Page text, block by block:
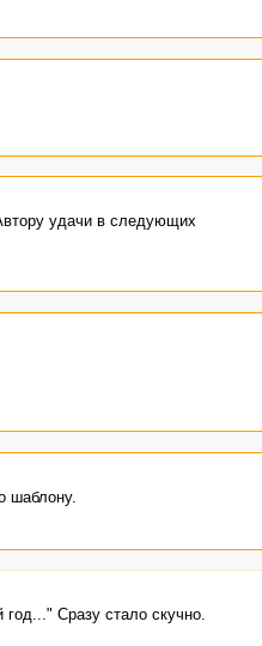
удачи в следующих
шаблону.
Сразу стало скучно.